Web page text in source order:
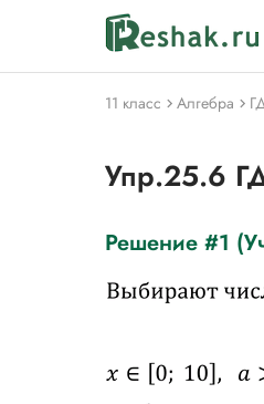
11 класс Алгебра
Упр.25.6
Решение #1